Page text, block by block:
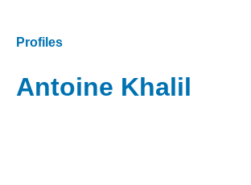
Profiles
Antoine Khalil